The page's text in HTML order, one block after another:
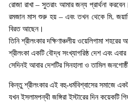
রোজা রাখা – সুতরাং আমার জন্য প্রার্থনা
রমজান মাস শুরু হয় – এবং তখন থেকে মি.
বিরত আছেন।
তিনি শ্রীলংকার দক্ষিণাঞ্চলীয় ওয়েলিগামা শহরের
শ্রীলংকা একটি বৌদ্ধ সংখ্যাগরিষ্ঠ দেশ এবং
সেদিনই আবার দেশটির সিনহালা ও তামিল
কিন্তু শ্রীলংকার এই বহু-ধর্মবিশ্বাসের সমাজে
যখন ইসলামপন্থী জঙ্গিরা ইস্টারের দিন কয়েকটি